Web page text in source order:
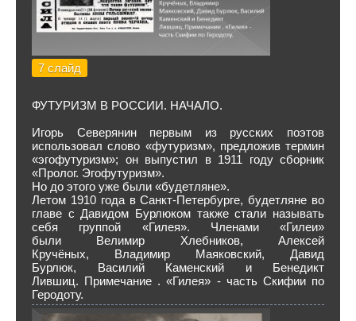
7 слайд
ФУТУРИЗМ В РОССИИ. НАЧАЛО.
Игорь Северянин первым из русских поэтов
использовал слово «футуризм», предложив термин
«эгофутуризм»; он выпустил в 1911 году сборник
«Пролог. Эгофутуризм».
Но до этого уже были «будетляне».
Летом 1910 года в Санкт-Петербурге, будетляне во
главе с Давидом Бурлюком также стали называть
себя группой «Гилея». Членами «Гилеи»
были Велимир Хлебников, Алексей
Кручёных, Владимир Маяковский, Давид
Бурлюк, Василий Каменский и Бенедикт
Лившиц. Примечание . «Гилея» - часть Скифии по
Геродоту.